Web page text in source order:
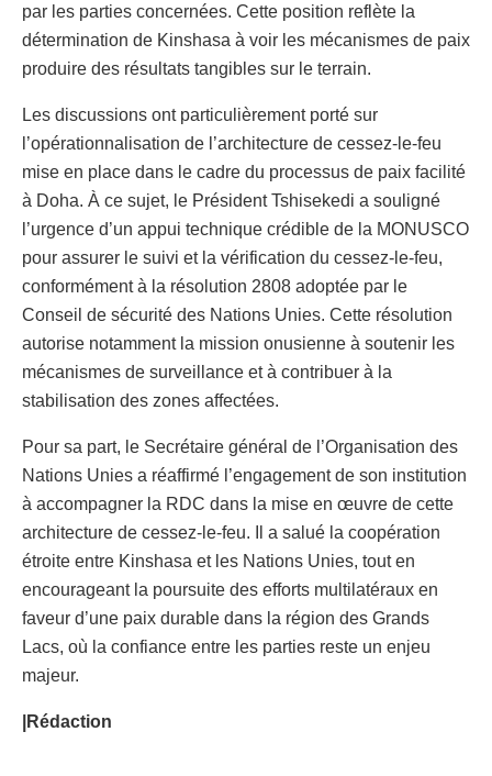
par les parties concernées. Cette position reflète la
détermination de Kinshasa à voir les mécanismes de paix
produire des résultats tangibles sur le terrain.
Les discussions ont particulièrement porté sur
l’opérationnalisation de l’architecture de cessez-le-feu
mise en place dans le cadre du processus de paix facilité
à Doha. À ce sujet, le Président Tshisekedi a souligné
l’urgence d’un appui technique crédible de la MONUSCO
pour assurer le suivi et la vérification du cessez-le-feu,
conformément à la résolution 2808 adoptée par le
Conseil de sécurité des Nations Unies. Cette résolution
autorise notamment la mission onusienne à soutenir les
mécanismes de surveillance et à contribuer à la
stabilisation des zones affectées.
Pour sa part, le Secrétaire général de l’Organisation des
Nations Unies a réaffirmé l’engagement de son institution
à accompagner la RDC dans la mise en œuvre de cette
architecture de cessez-le-feu. Il a salué la coopération
étroite entre Kinshasa et les Nations Unies, tout en
encourageant la poursuite des efforts multilatéraux en
faveur d’une paix durable dans la région des Grands
Lacs, où la confiance entre les parties reste un enjeu
majeur.
|Rédaction